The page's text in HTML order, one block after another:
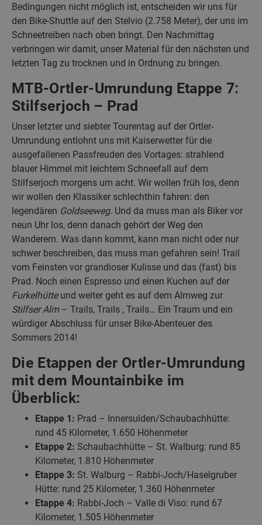
Bedingungen nicht möglich ist, entscheiden wir uns für
den Bike-Shuttle auf den Stelvio (2.758 Meter), der uns im
Schneetreiben nach oben bringt. Den Nachmittag
verbringen wir damit, unser Material für den nächsten und
letzten Tag zu trocknen und in Ordnung zu bringen.
MTB-Ortler-Umrundung Etappe 7:
Stilfserjoch – Prad
Unser letzter und siebter Tourentag auf der Ortler-
Umrundung entlohnt uns mit Kaiserwetter für die
ausgefallenen Passfreuden des Vortages: strahlend
blauer Himmel mit leichtem Schneefall auf dem
Stilfserjoch morgens um acht. Wir wollen früh los, denn
wir wollen den Klassiker schlechthin fahren: den
legendären Goldseeweg. Und da muss man als Biker vor
neun Uhr los, denn danach gehört der Weg den
Wanderern. Was dann kommt, kann man nicht oder nur
schwer beschreiben, das muss man gefahren sein! Trail
vom Feinsten vor grandioser Kulisse und das (fast) bis
Prad. Noch einen Espresso und einen Kuchen auf der
Furkelhütteund weiter geht es auf dem Almweg zur
Stilfser Alm– Trails, Trails , Trails… Ein Traum und ein
würdiger Abschluss für unser Bike-Abenteuer des
Sommers 2014!
Die Etappen der Ortler-Umrundung
mit dem Mountainbike im
Überblick:
Etappe 1: Prad – Innersulden/Schaubachhütte:
rund 45 Kilometer, 1.650 Höhenmeter
Etappe 2: Schaubachhütte – St. Walburg: rund 85
Kilometer, 1.810 Höhenmeter
Etappe 3: St. Walburg – Rabbi-Joch/Haselgruber
Hütte: rund 25 Kilometer, 1.360 Höhenmeter
Etappe 4: Rabbi-Joch – Valle di Viso: rund 67
Kilometer, 1.505 Höhenmeter